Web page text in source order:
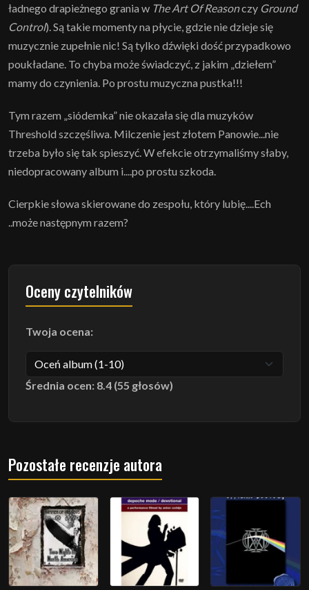
ładnego drapieżnego grania w The Art Of Reasonczy Ground
Control). Są takie momenty na płycie, gdzie nie dzieje się
muzycznie zupełnie nic! Są tylko dźwięki dość przypadkowo
poukładane. To chyba może świadczyć, z jakim „dziełem”
mamy do czynienia. Po prostu muzyczna pustka!!!
Tym razem „siódemka” nie okazała się dla muzyków
Threshold szczęśliwa. Milczenie jest złotem Panowie...nie
trzeba było się tak spieszyć. W efekcie otrzymaliśmy słaby,
niedopracowany album i....po prostu szkoda.
Cierpkie słowa skierowane do zespołu, który lubię....Ech
..może następnym razem?
Oceny czytelników
Twoja ocena:
Średnia ocen: 8.4 (55 głosów)
Pozostałe recenzje autora